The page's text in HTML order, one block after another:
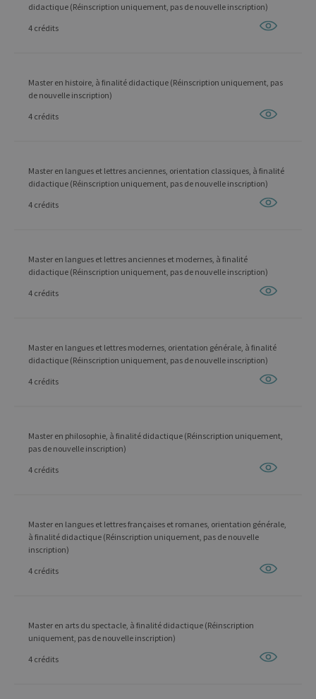
didactique (Réinscription uniquement, pas de nouvelle inscription)
4 crédits
Master en histoire, à finalité didactique (Réinscription uniquement, pas
de nouvelle inscription)
4 crédits
Master en langues et lettres anciennes, orientation classiques, à finalité
didactique (Réinscription uniquement, pas de nouvelle inscription)
4 crédits
Master en langues et lettres anciennes et modernes, à finalité
didactique (Réinscription uniquement, pas de nouvelle inscription)
4 crédits
Master en langues et lettres modernes, orientation générale, à finalité
didactique (Réinscription uniquement, pas de nouvelle inscription)
4 crédits
Master en philosophie, à finalité didactique (Réinscription uniquement,
pas de nouvelle inscription)
4 crédits
Master en langues et lettres françaises et romanes, orientation générale,
à finalité didactique (Réinscription uniquement, pas de nouvelle
inscription)
4 crédits
Master en arts du spectacle, à finalité didactique (Réinscription
uniquement, pas de nouvelle inscription)
4 crédits